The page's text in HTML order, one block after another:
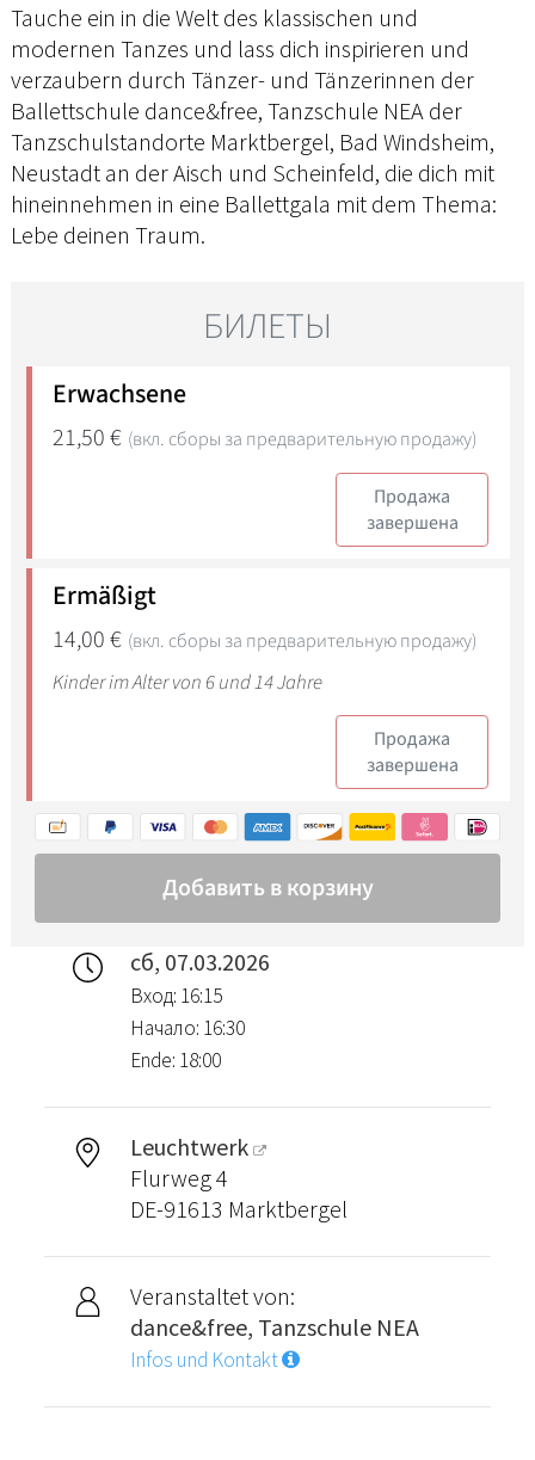
Tauche ein in die Welt des klassischen und
modernen Tanzes und lass dich inspirieren und
verzaubern durch Tänzer- und Tänzerinnen der
Ballettschule dance&free, Tanzschule NEA der
Tanzschulstandorte Marktbergel, Bad Windsheim,
Neustadt an der Aisch und Scheinfeld, die dich mit
hineinnehmen in eine Ballettgala mit dem Thema:
Lebe deinen Traum.
сб, 07.03.2026
Вход: 16:15
Начало: 16:30
Ende: 18:00
Leuchtwerk
Flurweg 4
DE-91613 Marktbergel
Veranstaltet von:
dance&free, Tanzschule NEA
Infos und Kontakt